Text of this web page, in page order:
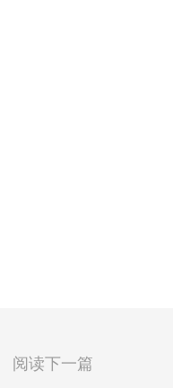
阅读下一篇